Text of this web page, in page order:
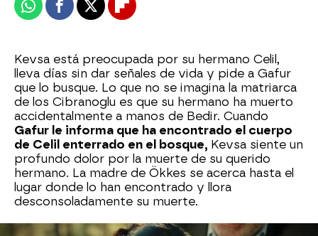
WhatsappFacebook
X Flipboard
Kevsa está preocupada por su hermano Celil,
lleva días sin dar señales de vida y pide a Gafur
que lo busque. Lo que no se imagina la matriarca
de los Cibranoglu es que su hermano ha muerto
accidentalmente a manos de Bedir. Cuando
Gafur le informa que ha encontrado el cuerpo
de Celil enterrado en el bosque, Kevsa siente un
profundo dolor por la muerte de su querido
hermano. La madre de Ökkes se acerca hasta el
lugar donde lo han encontrado y llora
desconsoladamente su muerte.